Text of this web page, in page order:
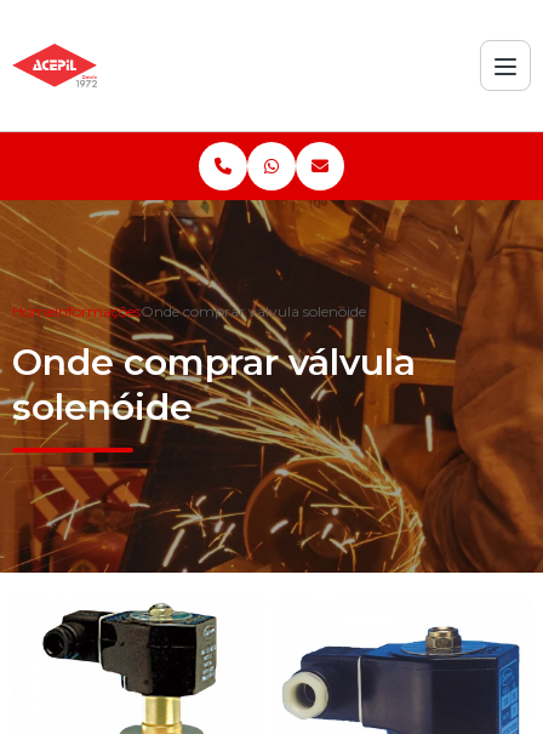
HomeInformaçõesOnde comprar válvula solenóide
Onde comprar válvula
solenóide